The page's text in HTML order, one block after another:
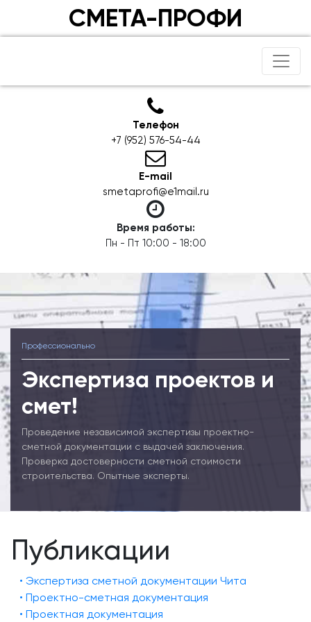
СМЕТА-ПРОФИ
Телефон
+7 (952) 576-54-44
E-mail
smetaprofi@e1mail.ru
Время работы:
Пн - Пт 10:00 - 18:00
Профессионально
Экспертиза проектов и
смет!
Проведение независимой экспертизы проектно-
сметной документации с выдачей заключения.
Проверка достоверности сметной стоимости
строительства. Опытные эксперты.
Публикации
• Экспертиза сметной документации Чита
• Проектно-сметная документация
• Проектная документация